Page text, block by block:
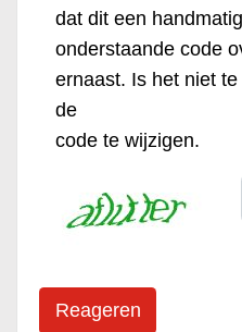
dat dit een
onderstaande code
ernaast. Is het niet
de
code te wijzigen.